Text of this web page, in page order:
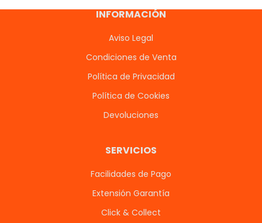
INFORMACIÓN
Aviso Legal
Condiciones de Venta
Política de Privacidad
Política de Cookies
Devoluciones
SERVICIOS
Facilidades de Pago
Extensión Garantía
Click & Collect